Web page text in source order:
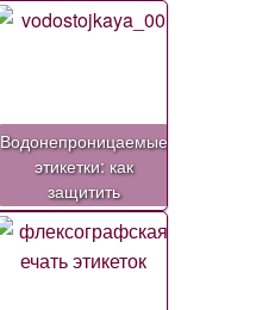
Водонепроницаемые
этикетки: как
защитить